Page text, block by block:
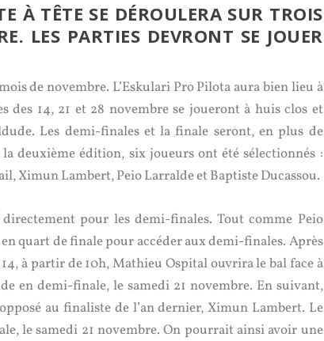
À TÊTE SE DÉROULERA SUR TROIS
LES PARTIES DEVRONT SE JOUER
de novembre. L’Eskulari Pro Pilota aura bien lieu à
des 14, 21 et 28 novembre se joueront à huis clos et
Les demi-finales et la finale seront, en plus de
deuxième édition, six joueurs ont été sélectionnés :
Ximun Lambert, Peio Larralde et Baptiste Ducassou.
pour les demi-finales. Tout comme Peio
quart de finale pour accéder aux demi-finales. Après
à partir de 10h, Mathieu Ospital ouvrira le bal face à
en demi-finale, le samedi 21 novembre. En suivant,
au finaliste de l’an dernier, Ximun Lambert. Le
le samedi 21 novembre. On pourrait ainsi avoir une